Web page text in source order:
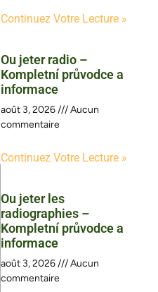
Continuez Votre Lecture »
Ou jeter radio –
Kompletní průvodce a
informace
août 3, 2026
Aucun
commentaire
Continuez Votre Lecture »
Ou jeter les
radiographies –
Kompletní průvodce a
informace
août 3, 2026
Aucun
commentaire